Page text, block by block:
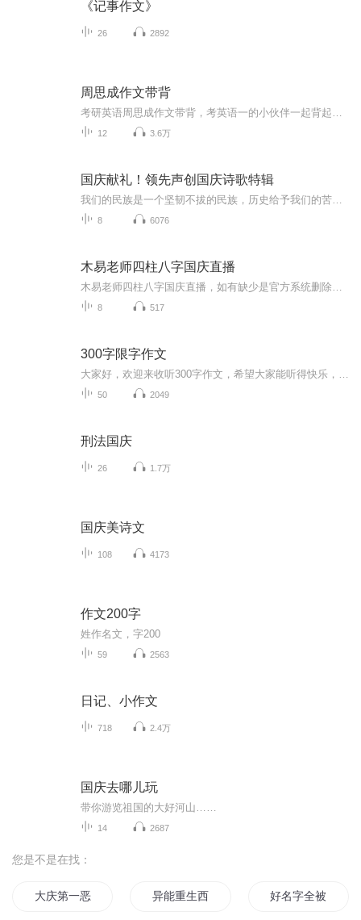
《记事作文》
26 2892
周思成作文带背
12 3.6万
国庆献礼！领先声创国庆诗歌特辑
8 6076
木易老师四柱八字国庆直播
8 517
300字限字作文
50 2049
刑法国庆
26 1.7万
国庆美诗文
108 4173
作文200字
姓作名文，字200
59 2563
日记、小作文
718 2.4万
国庆去哪儿玩
带你游览祖国的大好河山……
14 2687
您是不是在找：
大庆第一恶 异能重生西门庆 好名字全被别的